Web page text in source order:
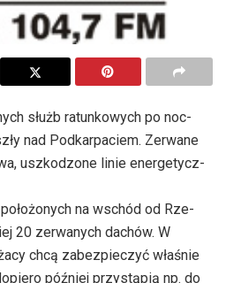
służb ra­tun­ko­wych po noc­
nad Pod­kar­pa­ciem. Ze­rwa­ne
uszko­dzo­ne linie ener­ge­tycz­
na wschód od Rze­
20 ze­rwa­nych da­chów. W
chcą za­bez­pie­czyć wła­śnie
póź­niej przy­stą­pią np. do